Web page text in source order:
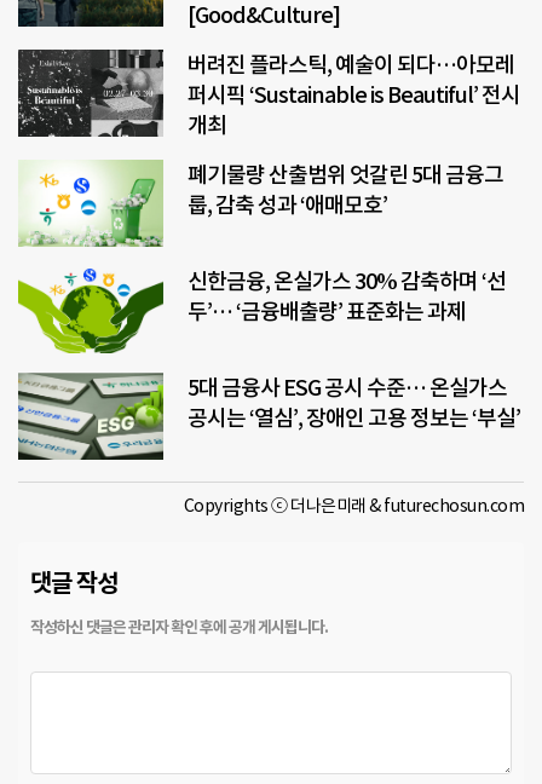
[Good&Culture]
버려진 플라스틱, 예술이 되다…아모레
퍼시픽 ‘Sustainable is Beautiful’ 전시
개최
폐기물량 산출범위 엇갈린 5대 금융그
룹, 감축 성과 ‘애매모호’
신한금융, 온실가스 30% 감축하며 ‘선
두’… ‘금융배출량’ 표준화는 과제
5대 금융사 ESG 공시 수준… 온실가스
공시는 ‘열심’, 장애인 고용 정보는 ‘부실’
Copyrights ⓒ 더나은미래 & futurechosun.com
댓글 작성